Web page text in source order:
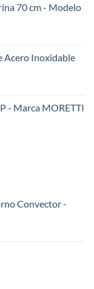
70 cm - Modelo
Acero Inoxidable
- Marca MORETTI
Convector -